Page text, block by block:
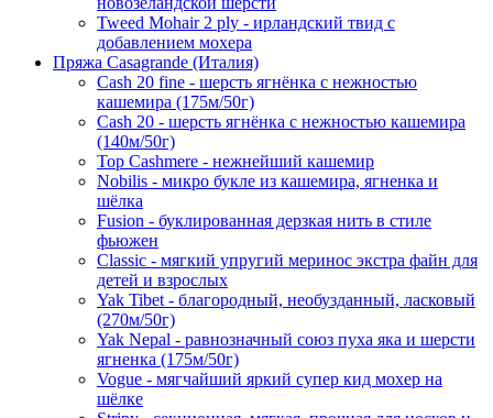
Tweed Mohair 2 ply - ирландский твид с
добавлением мохера
Пряжа Casagrande (Италия)
Cash 20 fine - шерсть ягнёнка с нежностью
кашемира (175м/50г)
Cash 20 - шерсть ягнёнка с нежностью кашемира
(140м/50г)
Top Cashmere - нежнейший кашемир
Nobilis - микро букле из кашемира, ягненка и
шёлка
Fusion - буклированная дерзкая нить в стиле
фьюжен
Classic - мягкий упругий меринос экстра файн для
детей и взрослых
Yak Tibet - благородный, необузданный, ласковый
(270м/50г)
Yak Nepal - равнозначный союз пуха яка и шерсти
ягненка (175м/50г)
Vogue - мягчайший яркий супер кид мохер на
шёлке